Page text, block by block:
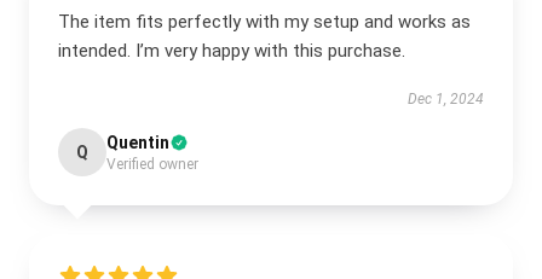
The item fits perfectly with my setup and works as
intended. I’m very happy with this purchase.
Dec 1, 2024
Q Quentin
Verified owner